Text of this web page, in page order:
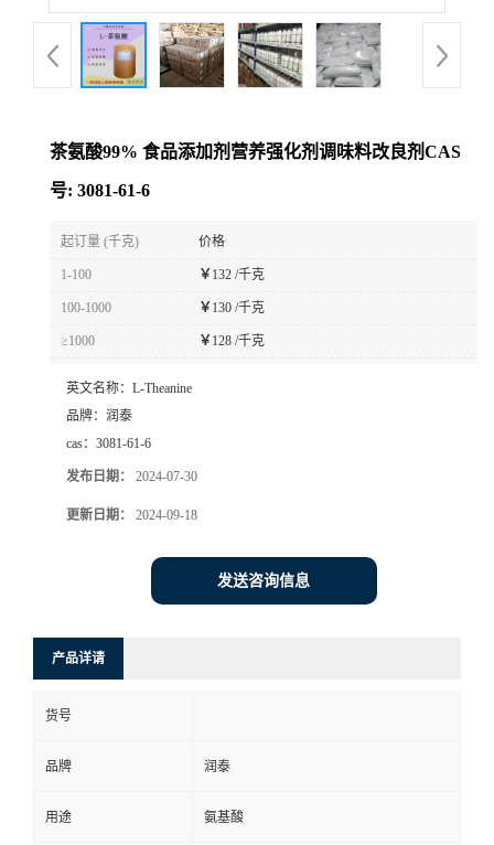
茶氨酸99% 食品添加剂营养强化剂调味料改良剂CAS
号: 3081-61-6
起订量 (千克) 价格
1-100 ￥ 132 /千克
100-1000 ￥ 130 /千克
≥1000 ￥ 128 /千克
英文名称： L-Theanine
品牌： 润泰
cas： 3081-61-6
发布日期： 2024-07-30
更新日期： 2024-09-18
发送咨询信息
产品详请
货号
品牌 润泰
用途 氨基酸